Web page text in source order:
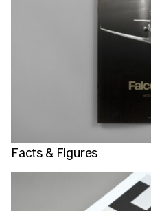
Facts & Figures